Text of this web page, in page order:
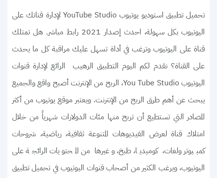
تحميل تطبيق استوديو يوتيوب YouTube Studio لإدارة قناتك على
اليوتيوب بكل سهولة، احدث إصدار 2021 رابط مباشر. هل تمتلك
قناة على اليوتيوب وترغب في أداة تسهل عليك مراقبة كل ما يحدث
على القناة؟ نقدم لكم اليوم التطبيق الرهيب الرائع لإدارة قنوات
اليوتيوب You Tube Studio، الربح من الإنترنت أصبح واقع والجميع
يبحث عن أهم طرق الربح من الإنترنت. ويعتبر موقع يوتيوب من أكثر
المصادر التي تستطيع أن تربح منها مئات الدولارات شهرياً من خلال
امتلاك قناة لعرض الفيديوهات المتنوعة ثقافية، رياضية، شروحات
كمبيوتر ولغات، كوميديا، طبخ، وغيرها من المحتويات الرائجة على
اليوتيوب، ويرغب الكثير من أصحاب قنوات اليوتيوب في تحميل تطبيق